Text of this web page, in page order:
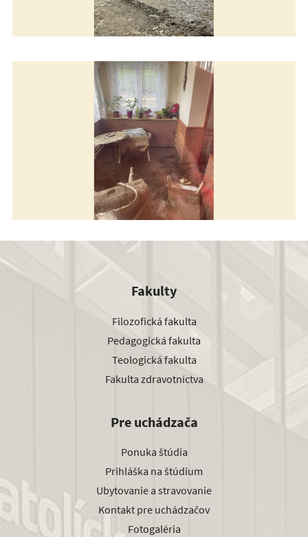
Fakulty
Filozofická fakulta
Pedagogická fakulta
Teologická fakulta
Fakulta zdravotníctva
Pre uchádzača
Ponuka štúdia
Prihláška na štúdium
Ubytovanie a stravovanie
Kontakt pre uchádzačov
Fotogaléria